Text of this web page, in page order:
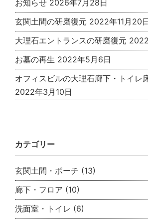
お知らせ 2026年7月28日
玄関土間の研磨復元 2022年11月20
大理石エントランスの研磨復元
お墓の再生 2022年5月6日
オフィスビルの大理石廊下・トイレ
2022年3月10日
カテゴリー
玄関土間・ポーチ (13)
廊下・フロア (10)
洗面室・トイレ (6)